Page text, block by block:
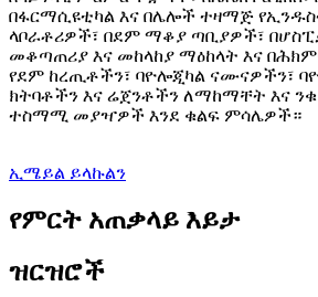
በፋርማሲዩቲካል እና በሌሎች ተዛማጅ
ላቦራቶሪዎች፣ በደም ማቆያ ጣቢያዎች፣
መቆጣጠሪያ እና መከላከያ ማዕከላት እና
የደም ከረጢቶችን፣ ባዮሎጂካል ናሙናዎችን፣
ክትባቶችን እና ሬጀንቶችን ለማከማቸት እና
ተስማሚ መያዣዎች እንደ ቁልፍ ምሳሌዎች።
ኢሜይል ይላኩልን
የምርት አጠቃላይ እይታ
ዝርዝሮች